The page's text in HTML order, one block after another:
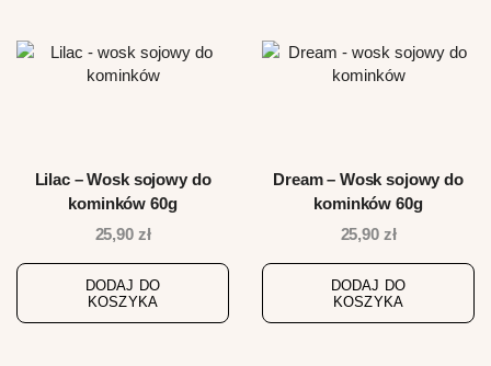
Lilac – Wosk sojowy do
kominków 60g
25,90 zł
DODAJ DO
KOSZYKA
Dream – Wosk sojowy do
kominków 60g
25,90 zł
DODAJ DO
KOSZYKA